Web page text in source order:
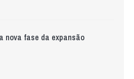
nova fase da expansão